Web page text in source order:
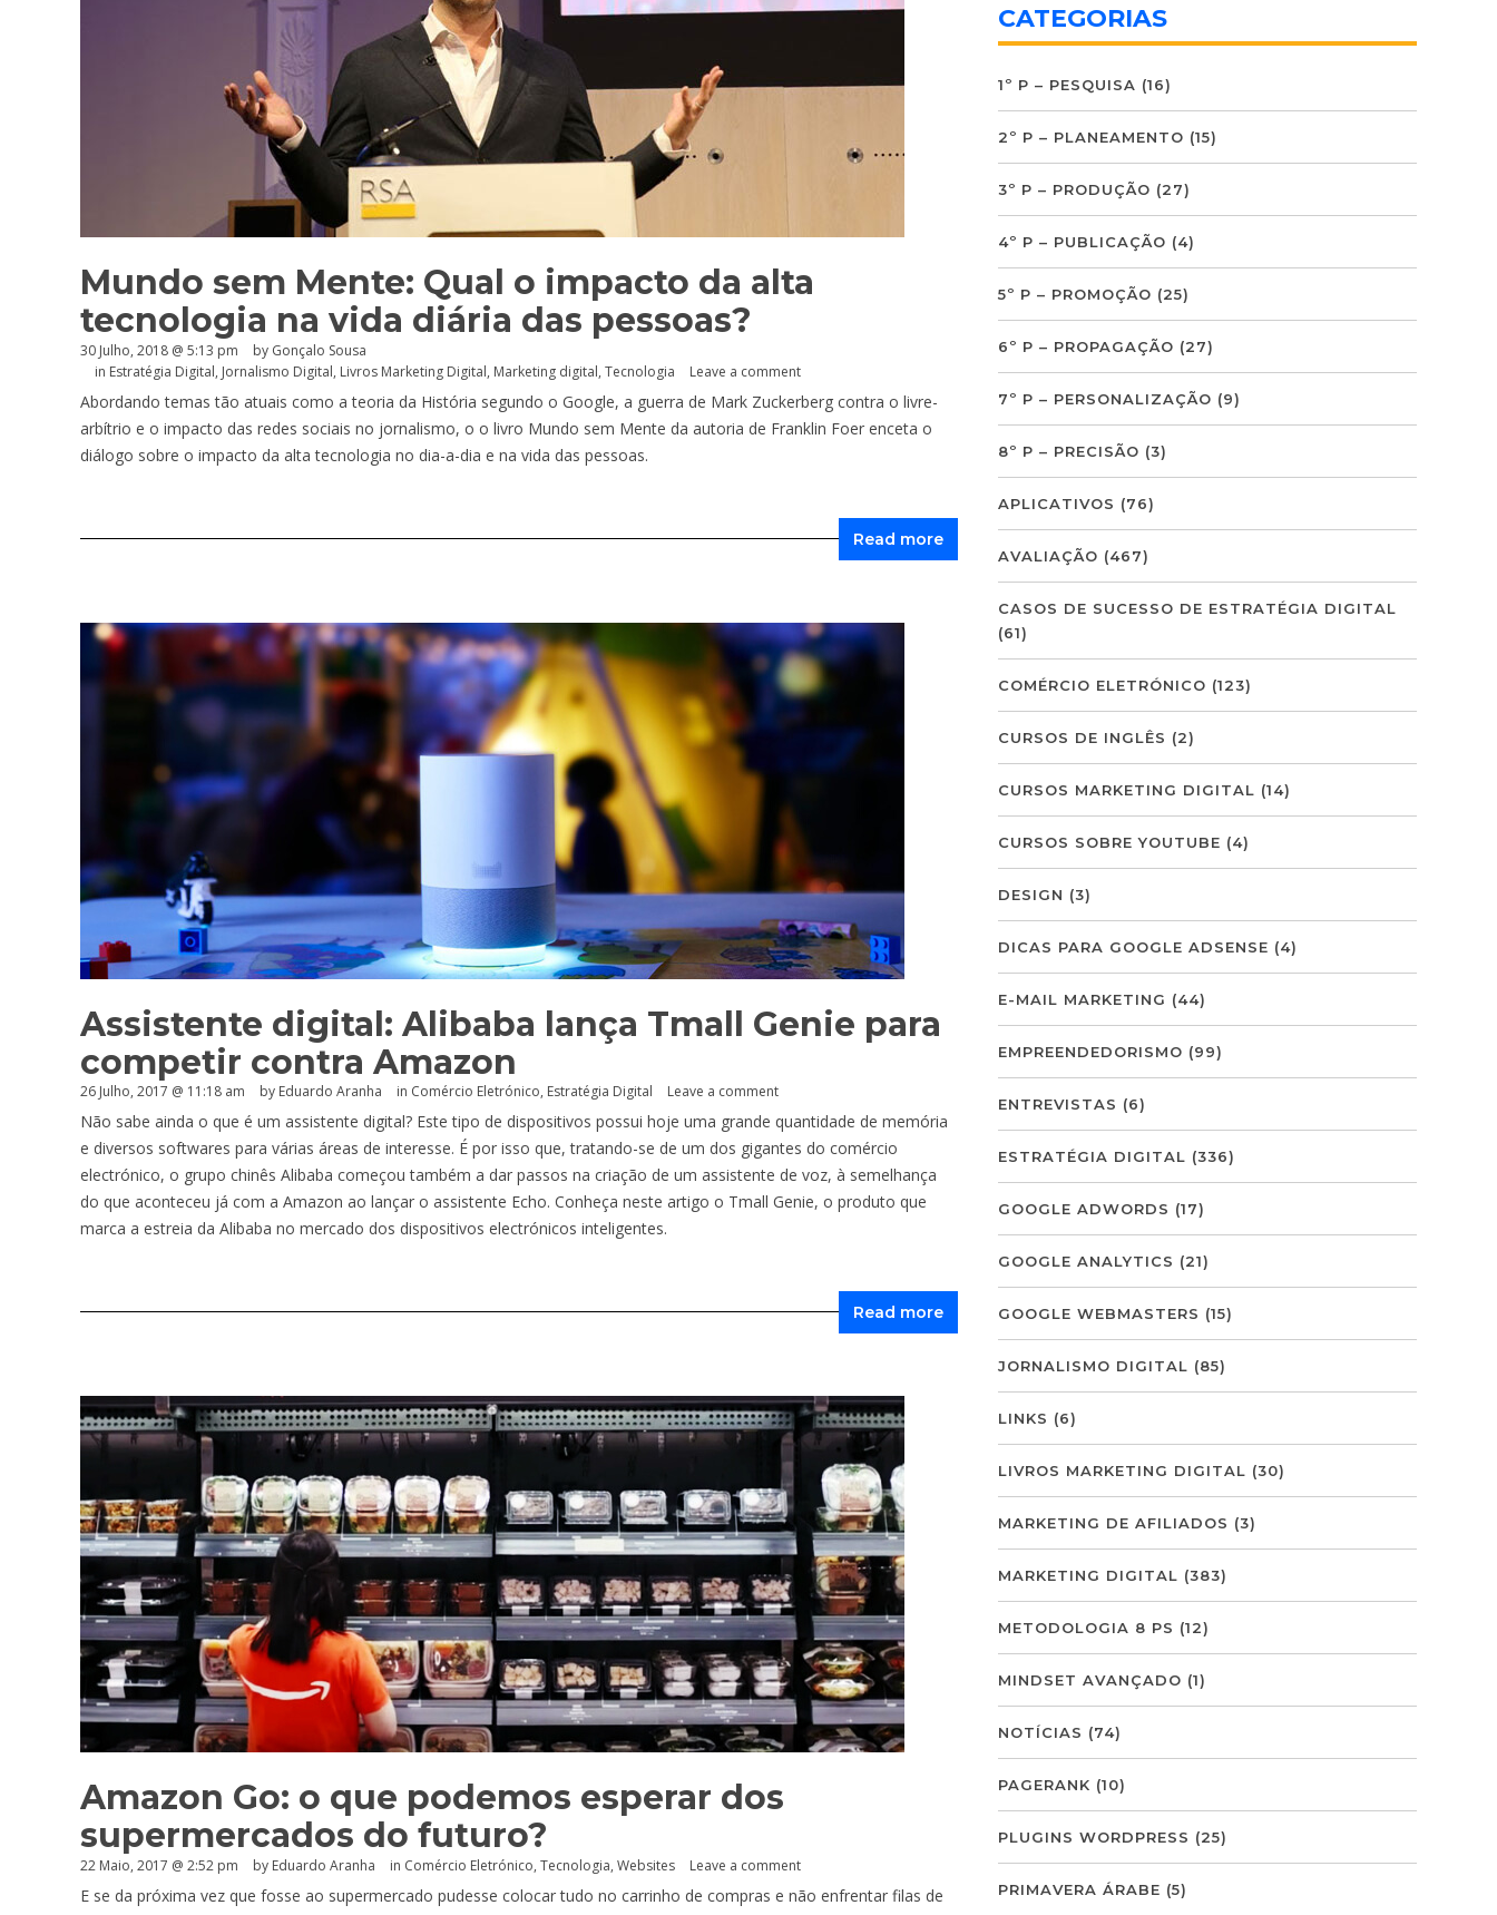
Mundo sem Mente: Qual o impacto da alta
tecnologia na vida diária das pessoas?
30 Julho, 2018 @ 5:13 pm by Gonçalo Sousa
in Estratégia Digital, Jornalismo Digital, Livros Marketing Digital, Marketing digital, Tecnologia Leave a comment
Abordando temas tão atuais como a teoria da História segundo o Google, a guerra de Mark Zuckerberg contra o livre-
arbítrio e o impacto das redes sociais no jornalismo, o o livro Mundo sem Mente da autoria de Franklin Foer enceta o
diálogo sobre o impacto da alta tecnologia no dia-a-dia e na vida das pessoas.
Read more
Assistente digital: Alibaba lança Tmall Genie para
competir contra Amazon
26 Julho, 2017 @ 11:18 am by Eduardo Aranha in Comércio Eletrónico, Estratégia Digital Leave a comment
Não sabe ainda o que é um assistente digital? Este tipo de dispositivos possui hoje uma grande quantidade de memória
e diversos softwares para várias áreas de interesse. É por isso que, tratando-se de um dos gigantes do comércio
electrónico, o grupo chinês Alibaba começou também a dar passos na criação de um assistente de voz, à semelhança
do que aconteceu já com a Amazon ao lançar o assistente Echo. Conheça neste artigo o Tmall Genie, o produto que
marca a estreia da Alibaba no mercado dos dispositivos electrónicos inteligentes.
Read more
Amazon Go: o que podemos esperar dos
supermercados do futuro?
22 Maio, 2017 @ 2:52 pm by Eduardo Aranha in Comércio Eletrónico, Tecnologia, Websites Leave a comment
E se da próxima vez que fosse ao supermercado pudesse colocar tudo no carrinho de compras e não enfrentar filas de
CATEGORIAS
1º P – PESQUISA (16)
2º P – PLANEAMENTO (15)
3º P – PRODUÇÃO (27)
4º P – PUBLICAÇÃO (4)
5º P – PROMOÇÃO (25)
6º P – PROPAGAÇÃO (27)
7º P – PERSONALIZAÇÃO (9)
8º P – PRECISÃO (3)
APLICATIVOS (76)
AVALIAÇÃO (467)
CASOS DE SUCESSO DE ESTRATÉGIA DIGITAL
(61)
COMÉRCIO ELETRÓNICO (123)
CURSOS DE INGLÊS (2)
CURSOS MARKETING DIGITAL (14)
CURSOS SOBRE YOUTUBE (4)
DESIGN (3)
DICAS PARA GOOGLE ADSENSE (4)
E-MAIL MARKETING (44)
EMPREENDEDORISMO (99)
ENTREVISTAS (6)
ESTRATÉGIA DIGITAL (336)
GOOGLE ADWORDS (17)
GOOGLE ANALYTICS (21)
GOOGLE WEBMASTERS (15)
JORNALISMO DIGITAL (85)
LINKS (6)
LIVROS MARKETING DIGITAL (30)
MARKETING DE AFILIADOS (3)
MARKETING DIGITAL (383)
METODOLOGIA 8 PS (12)
MINDSET AVANÇADO (1)
NOTÍCIAS (74)
PAGERANK (10)
PLUGINS WORDPRESS (25)
PRIMAVERA ÁRABE (5)